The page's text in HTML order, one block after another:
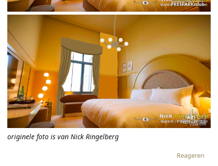
originele foto is van Nick Ringelberg
Reageren